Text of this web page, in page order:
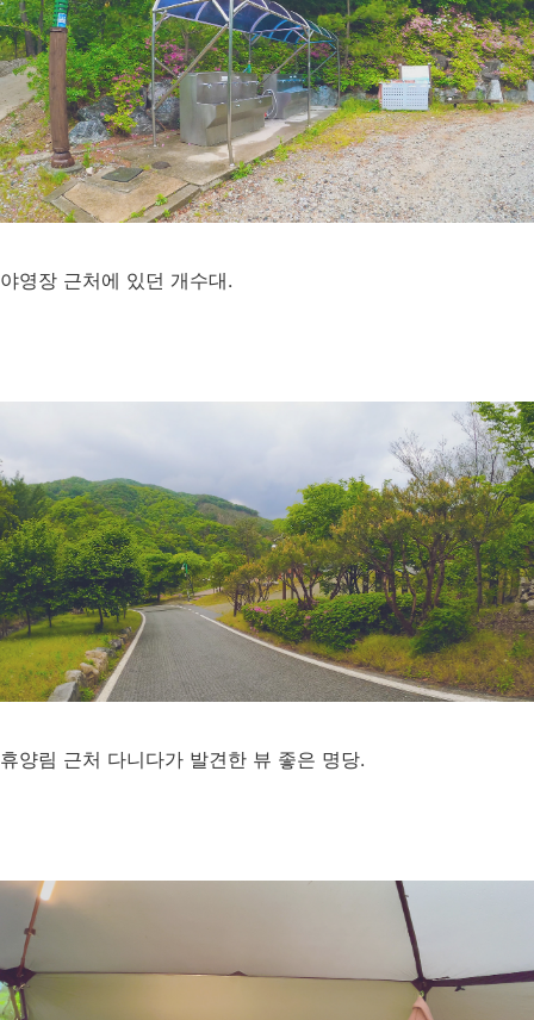
야영장 근처에 있던 개수대.
휴양림 근처 다니다가 발견한 뷰 좋은 명당.